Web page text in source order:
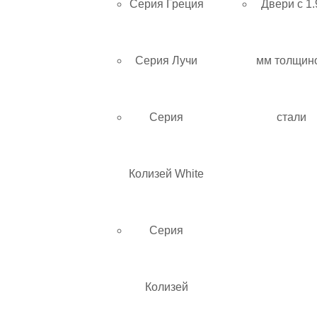
Серия Греция
Серия Лучи
Серия
Колизей White
Серия
Колизей
Двери с
мм
стали